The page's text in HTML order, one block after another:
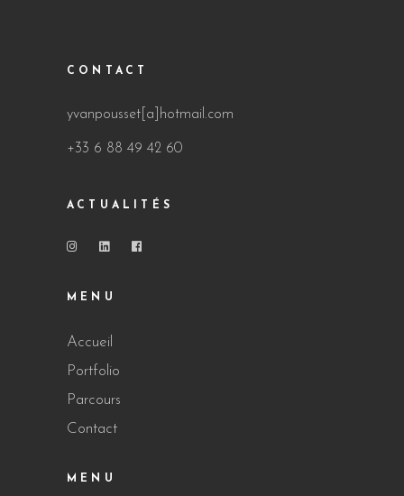
CONTACT
yvanpousset[a]hotmail.com
+33 6 88 49 42 60
ACTUALITÉS
MENU
Accueil
Portfolio
Parcours
Contact
MENU